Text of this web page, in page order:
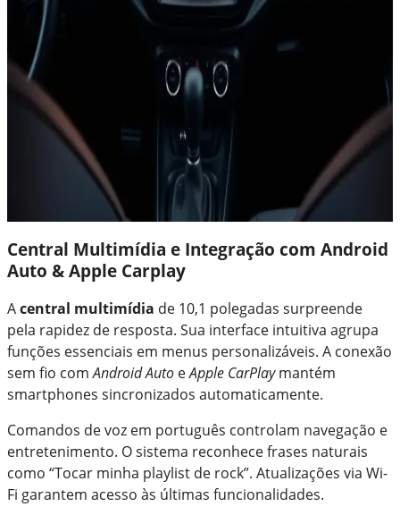
Central Multimídia e Integração com Android
Auto & Apple Carplay
Acentral multimídia de 10,1 polegadas surpreende
pela rapidez de resposta. Sua interface intuitiva agrupa
funções essenciais em menus personalizáveis. A conexão
sem fio comAndroid Auto eApple CarPlaymantém
smartphones sincronizados automaticamente.
Comandos de voz em português controlam navegação e
entretenimento. O sistema reconhece frases naturais
como “Tocar minha playlist de rock”. Atualizações via Wi-
Fi garantem acesso às últimas funcionalidades.